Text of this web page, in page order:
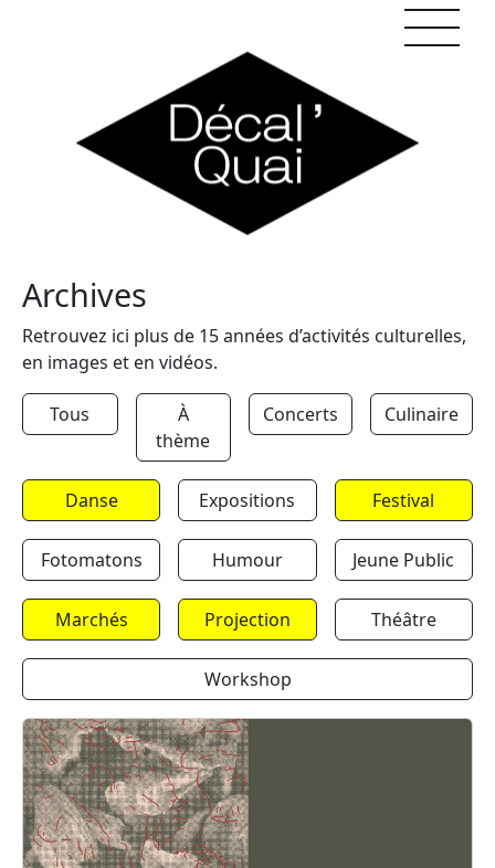
Archives
Retrouvez ici plus de 15 années d’activités culturelles,
en images et en vidéos.
Tous
À
thème
Concerts Culinaire
Danse Expositions Festival
Fotomatons Humour Jeune Public
Marchés Projection Théâtre
Workshop